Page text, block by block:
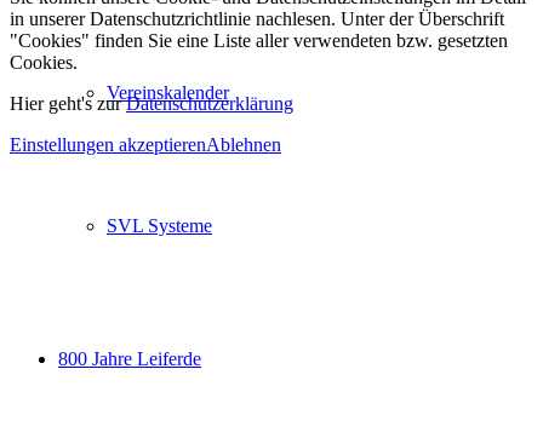
Vereinskalender
SVL Systeme
800 Jahre Leiferde
in unserer Datenschutzrichtlinie nachlesen. Unter der Überschrift
"Cookies" finden Sie eine Liste aller verwendeten bzw. gesetzten
Cookies.
Hier geht's zurDatenschutzerklärung
Einstellungen akzeptierenAblehnen